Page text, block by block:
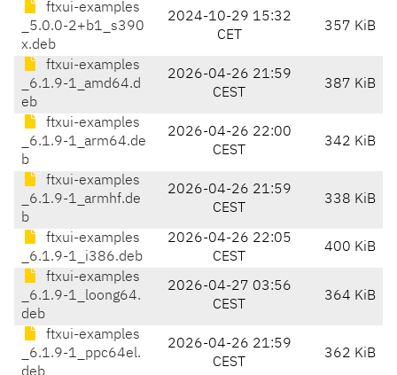
ftxui-examples
_5.0.0-2+b1_s390
x.deb
2024-10-29 15:32
CET
357 KiB
ftxui-examples
_6.1.9-1_amd64.d
eb
2026-04-26 21:59
CEST
387 KiB
ftxui-examples
_6.1.9-1_arm64.de
b
2026-04-26 22:00
CEST
342 KiB
ftxui-examples
_6.1.9-1_armhf.de
b
2026-04-26 21:59
CEST
338 KiB
ftxui-examples
_6.1.9-1_i386.deb
2026-04-26 22:05
CEST
400 KiB
ftxui-examples
_6.1.9-1_loong64.
deb
2026-04-27 03:56
CEST
364 KiB
ftxui-examples
_6.1.9-1_ppc64el.
2026-04-26 21:59
CEST
362 KiB